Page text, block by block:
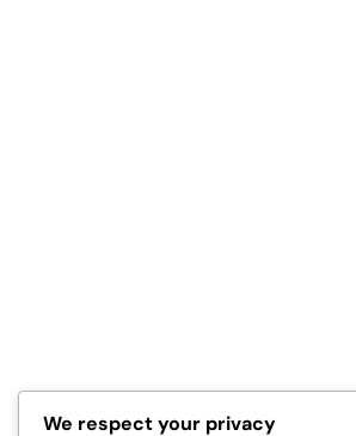
We respect your privacy